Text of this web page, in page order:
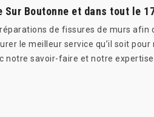
Boutonne et dans tout le
de fissures de murs afin
le meilleur service qu’il soit pour
notre savoir-faire et notre